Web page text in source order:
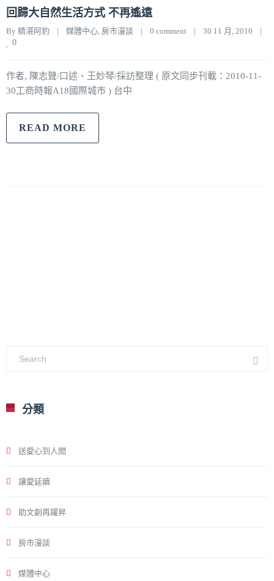
回歸大自然生活方式 不再遙遠
By 精湛阿豹 | 媒體中心, 房市漫談 | 0 comment | 30 11 月, 2010 |
0
作者, 陳志聲/口述、王妙琴/採訪整理 ( 原文同步刊載：2010-11-
30工商時報A18國際城市 ) 台中
READ MORE
分類
送愛心到人間
讓愛延續
助文創再躍昇
房市漫談
媒體中心